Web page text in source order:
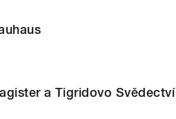
a Tigridovo Svědectví